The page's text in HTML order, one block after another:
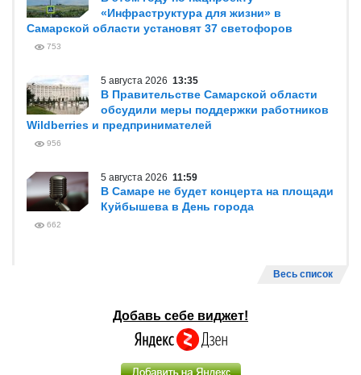
«Инфраструктура для жизни» в
Самарской области установят 37 светофоров
753
5 августа 2026 13:35
В Правительстве Самарской области
обсудили меры поддержки работников
Wildberries и предпринимателей
956
5 августа 2026 11:59
В Самаре не будет концерта на площади
Куйбышева в День города
662
Весь список
Добавь себе виджет!